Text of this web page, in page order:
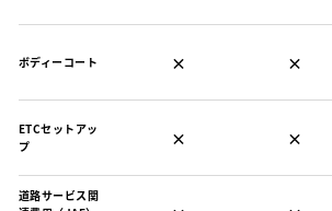
ボディーコート × ×
ETCセットアッ
プ
× ×
道路サービス関